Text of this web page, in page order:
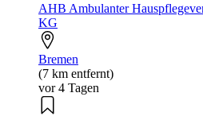
AHB Ambulanter
KG
Bremen
(7 km entfernt)
vor 4 Tagen